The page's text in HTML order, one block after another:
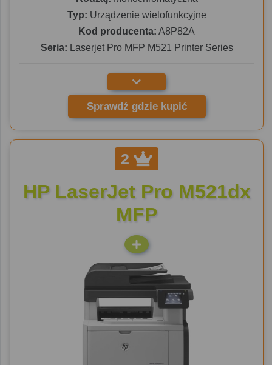
Typ: Urządzenie wielofunkcyjne
Kod producenta: A8P82A
Seria: Laserjet Pro MFP M521 Printer Series
Sprawdź gdzie kupić
2
HP LaserJet Pro M521dx
MFP